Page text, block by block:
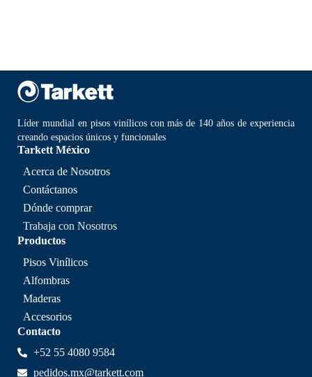
Líder mundial en pisos vinílicos con más de 140 años de experiencia
creando espacios únicos y funcionales
Tarkett México
Acerca de Nosotros
Contáctanos
Dónde comprar
Trabaja con Nosotros
Productos
Pisos Vinílicos
Alfombras
Maderas
Accesorios
Contacto
+52 55 4080 9584
pedidos.mx@tarkett.com